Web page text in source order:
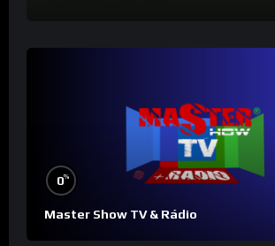
0%
Master Show TV & Rádio